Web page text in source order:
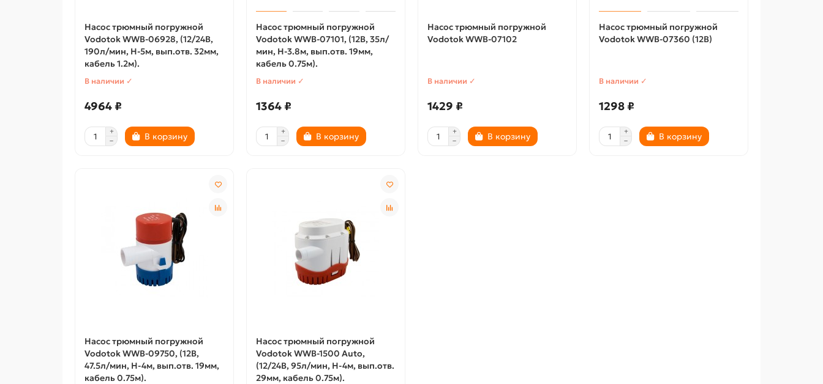
Насос трюмный погружной
Vodotok WWB-06928, (12/24В,
190л/мин, H-5м, вып.отв. 32мм,
кабель 1.2м).
В наличии ✓
4964 ₽
В корзину
Насос трюмный погружной
Vodotok WWB-07101, (12В, 35л/
мин, H-3.8м, вып.отв. 19мм,
кабель 0.75м).
В наличии ✓
1364 ₽
В корзину
Насос трюмный погружной
Vodotok WWB-07102
В наличии ✓
1429 ₽
В корзину
Насос трюмный погружной
Vodotok WWB-07360 (12В)
В наличии ✓
1298 ₽
В корзину
Насос трюмный погружной
Vodotok WWB-09750, (12В,
47.5л/мин, H-4м, вып.отв. 19мм,
кабель 0.75м).
Насос трюмный погружной
Vodotok WWB-1500 Auto,
(12/24В, 95л/мин, H-4м, вып.отв.
29мм, кабель 0.75м).